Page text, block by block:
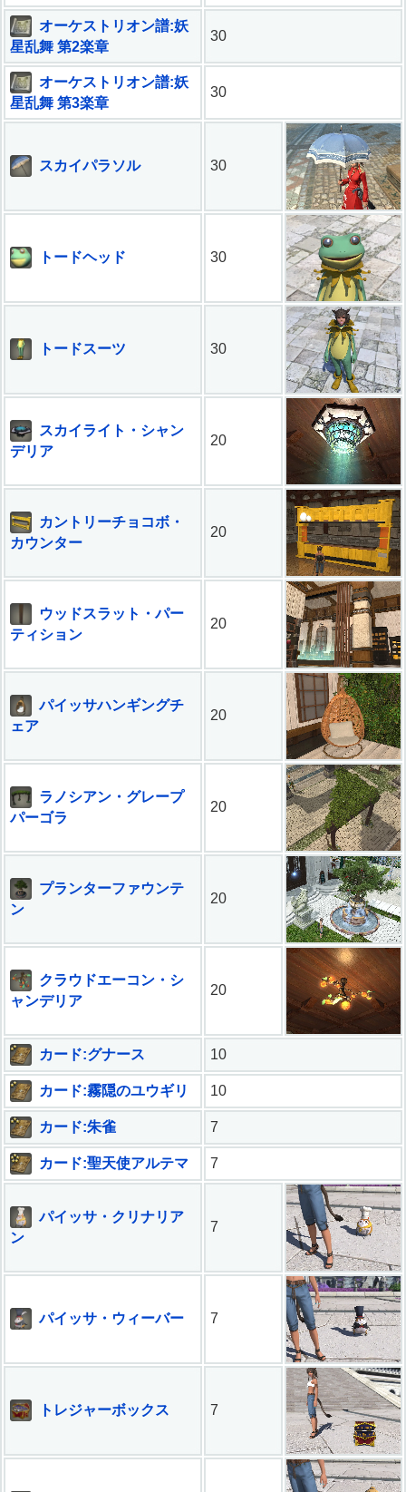
オーケストリオン譜:妖
星乱舞 第2楽章
30
オーケストリオン譜:妖
星乱舞 第3楽章
30
スカイパラソル 30
トードヘッド 30
トードスーツ 30
スカイライト・シャン
デリア
20
カントリーチョコボ・
カウンター
20
ウッドスラット・パー
ティション
20
パイッサハンギングチ
ェア
20
ラノシアン・グレープ
パーゴラ
20
プランターファウンテ
ン
20
クラウドエーコン・シ
ャンデリア
20
カード:グナース 10
カード:霧隠のユウギリ 10
カード:朱雀 7
カード:聖天使アルテマ 7
パイッサ・クリナリア
ン
7
パイッサ・ウィーバー 7
トレジャーボックス 7